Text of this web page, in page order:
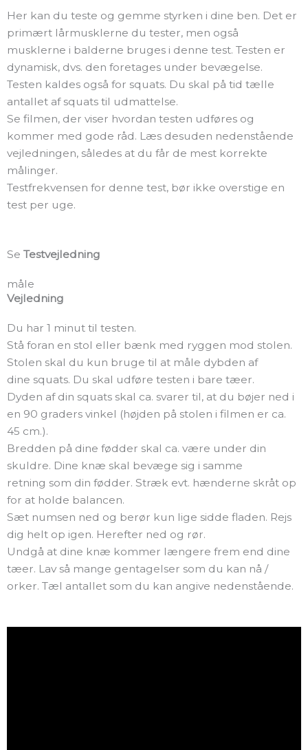
Her kan du teste og gemme styrken i dine ben. Det er
primært lårmusklerne du tester, men også
musklerne i balderne bruges i denne test. Testen er
dynamisk, dvs. den foretages under bevægelse.
Testen kaldes også for squats. Du skal på tid tælle
antallet af squats til udmattelse.
Se filmen, der viser hvordan testen udføres og
kommer med gode råd. Læs desuden nedenstående
vejledningen, således at du får de mest korrekte
målinger.
Testfrekvensen for denne test, bør ikke overstige en
test per uge.
Se Testvejledning
måle
Vejledning
Du har 1 minut til testen.
Stå foran en stol eller bænk med ryggen mod stolen.
Stolen skal du kun bruge til at måle dybden af
dine squats. Du skal udføre testen i bare tæer.
Dyden af din squats skal ca. svarer til, at du bøjer ned i
en 90 graders vinkel (højden på stolen i filmen er ca.
45 cm.).
Bredden på dine fødder skal ca. være under din
skuldre. Dine knæ skal bevæge sig i samme
retning som din fødder. Stræk evt. hænderne skråt op
for at holde balancen.
Sæt numsen ned og berør kun lige sidde fladen. Rejs
dig helt op igen. Herefter ned og rør.
Undgå at dine knæ kommer længere frem end dine
tæer. Lav så mange gentagelser som du kan nå /
orker. Tæl antallet som du kan angive nedenstående.